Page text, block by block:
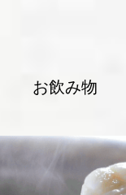
お飲み物